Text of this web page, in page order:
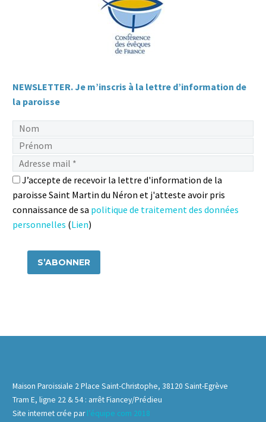
NEWSLETTER. Je m’inscris à la lettre d’information de
la paroisse
J’accepte de recevoir la lettre d'information de la
paroisse Saint Martin du Néron et j'atteste avoir pris
connaissance de sa politique de traitement des données
personnelles (Lien)
Maison Paroissiale 2 Place Saint-Christophe, 38120 Saint-Egrève
Tram E, ligne 22 & 54 : arrêt Fiancey/Prédieu
Site internet crée parl’équipe com 2018